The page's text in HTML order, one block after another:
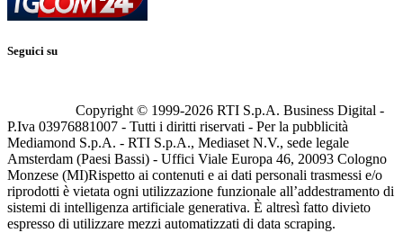
Seguici su
Copyright © 1999-2026 RTI S.p.A. Business Digital -
P.Iva 03976881007 - Tutti i diritti riservati - Per la pubblicità
Mediamond S.p.A. - RTI S.p.A., Mediaset N.V., sede legale
Amsterdam (Paesi Bassi) - Uffici Viale Europa 46, 20093 Cologno
Monzese (MI)Rispetto ai contenuti e ai dati personali trasmessi e/o
riprodotti è vietata ogni utilizzazione funzionale all’addestramento di
sistemi di intelligenza artificiale generativa. È altresì fatto divieto
espresso di utilizzare mezzi automatizzati di data scraping.